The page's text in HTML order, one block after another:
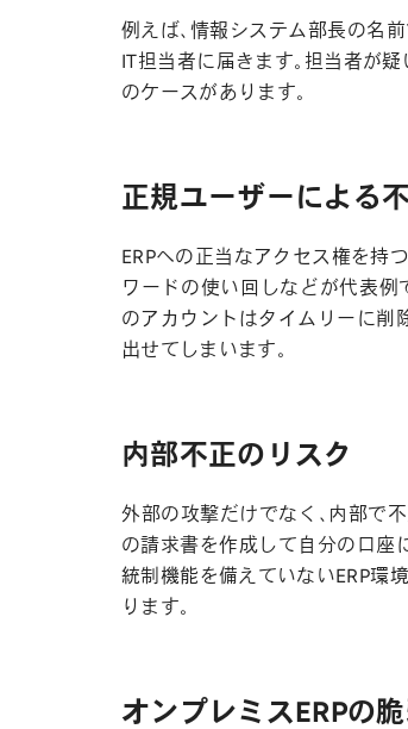
例えば、情報システム部長の名
IT担当者に届きます。担当者が
のケースがあります。
正規ユーザーによる
ERPへの正当なアクセス権を持
ワードの使い回しなどが代表例
のアカウントはタイムリーに削
出せてしまいます。
内部不正のリスク
外部の攻撃だけでなく、内部で
の請求書を作成して自分の口座
統制機能を備えていないERP環
ります。
オンプレミスERPの